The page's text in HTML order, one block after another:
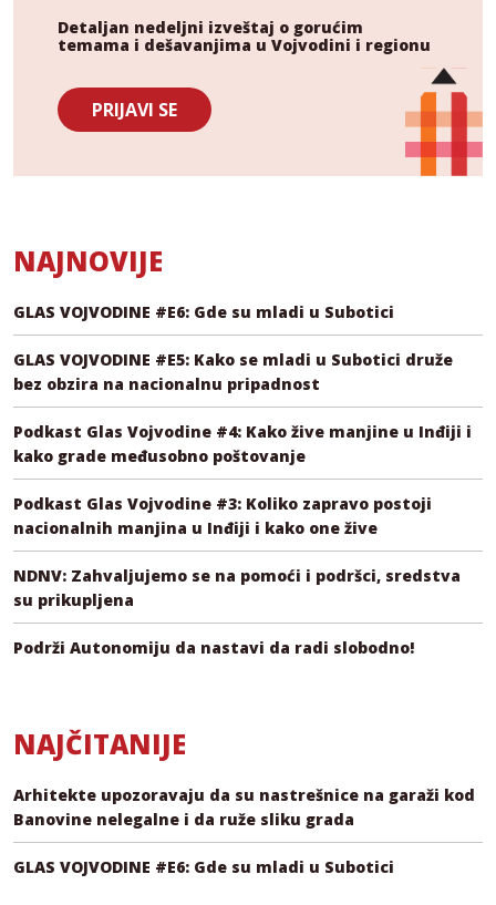
Detaljan nedeljni izveštaj o gorućim
temama i dešavanjima u Vojvodini i regionu
PRIJAVI SE
NAJNOVIJE
GLAS VOJVODINE #E6: Gde su mladi u Subotici
GLAS VOJVODINE #E5: Kako se mladi u Subotici druže
bez obzira na nacionalnu pripadnost
Podkast Glas Vojvodine #4: Kako žive manjine u Inđiji i
kako grade međusobno poštovanje
Podkast Glas Vojvodine #3: Koliko zapravo postoji
nacionalnih manjina u Inđiji i kako one žive
NDNV: Zahvaljujemo se na pomoći i podršci, sredstva
su prikupljena
Podrži Autonomiju da nastavi da radi slobodno!
NAJČITANIJE
Arhitekte upozoravaju da su nastrešnice na garaži kod
Banovine nelegalne i da ruže sliku grada
GLAS VOJVODINE #E6: Gde su mladi u Subotici